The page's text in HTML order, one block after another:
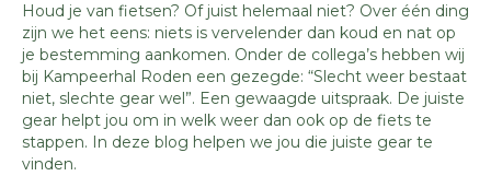
Houd je van fietsen? Of juist helemaal niet? Over één ding
zijn we het eens: niets is vervelender dan koud en nat op
je bestemming aankomen. Onder de collega’s hebben wij
bij Kampeerhal Roden een gezegde: “Slecht weer bestaat
niet, slechte gear wel”. Een gewaagde uitspraak. De juiste
gear helpt jou om in welk weer dan ook op de fiets te
stappen. In deze blog helpen we jou die juiste gear te
vinden.